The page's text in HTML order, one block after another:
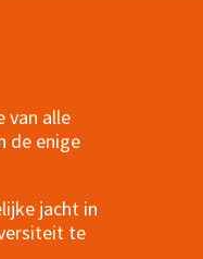
van alle
de enige
jacht in
te